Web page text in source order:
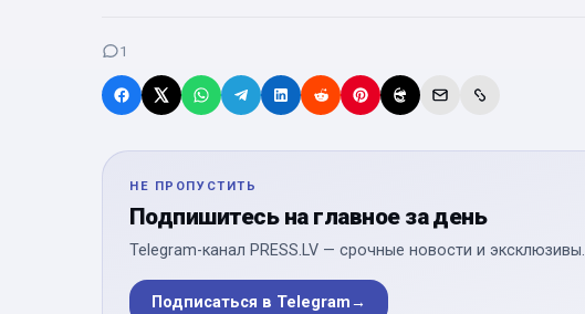
1
НЕ ПРОПУСТИТЬ
Подпишитесь на главное за день
Telegram-канал PRESS.LV — срочные новости и эксклюзивы.
Подписаться в Telegram→